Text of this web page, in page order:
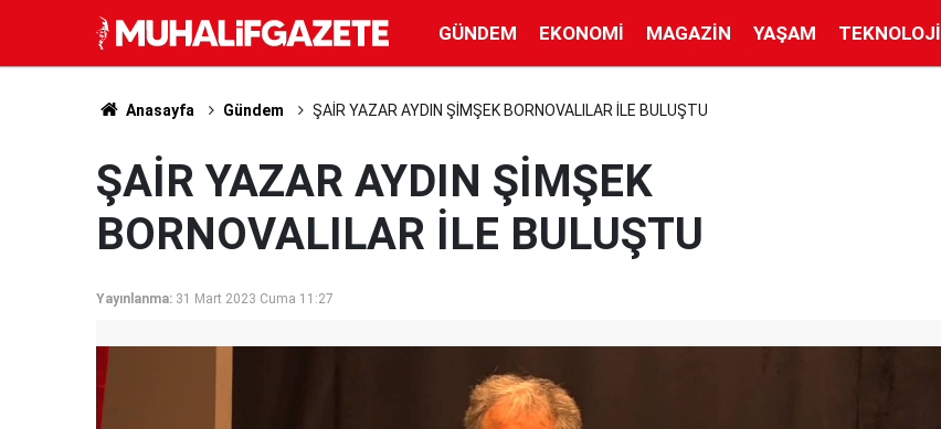
GÜNDEM EKONOMI MAGAZIN YAŞAM TEKNOLOJI
Anasayfa Gündem ŞAİR YAZAR AYDIN ŞİMŞEK BORNOVALILAR İLE BULUŞTU
ŞAİR YAZAR AYDIN ŞİMŞEK
BORNOVALILAR İLE BULUŞTU
Yayınlanma: 31 Mart 2023 Cuma 11:27